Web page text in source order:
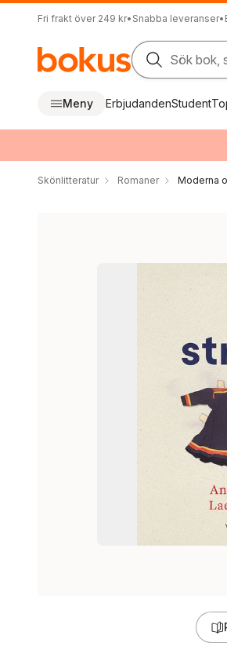
Fri frakt över 249 kr• Snabba leveranser•
Sök bok,
Meny ErbjudandenStudent
Skönlitteratur Romaner Moderna